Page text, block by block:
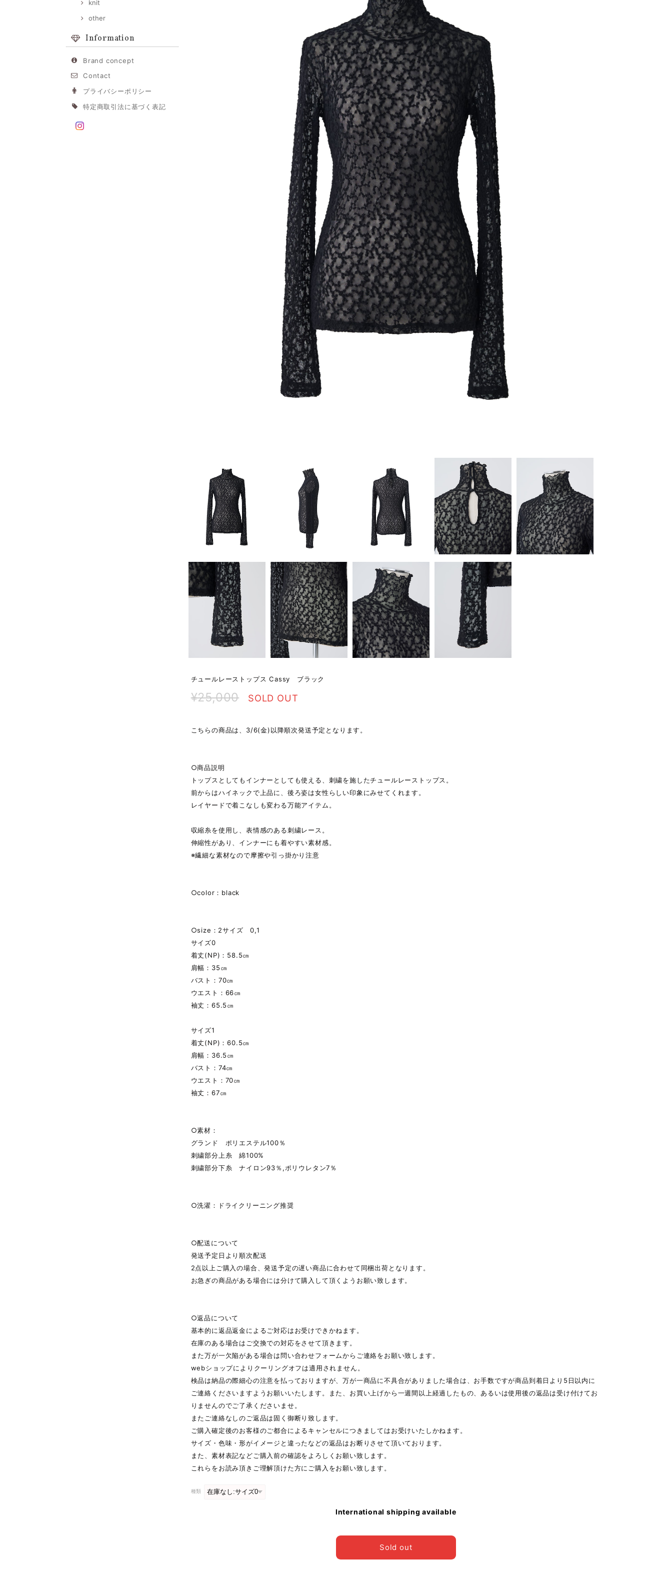
knit
other
Information
Brand concept
Contact
プライバシーポリシー
特定商取引法に基づく表記
チュールレーストップス Cassy ブラック
¥25,000 SOLD OUT
こちらの商品は、3/6(金)以降順次発送予定となります。
○商品説明
トップスとしてもインナーとしても使える、刺繍を施したチュールレーストップス。
前からはハイネックで上品に、後ろ姿は女性らしい印象にみせてくれます。
レイヤードで着こなしも変わる万能アイテム。
収縮糸を使用し、表情感のある刺繍レース。
伸縮性があり、インナーにも着やすい素材感。
※繊細な素材なので摩擦や引っ掛かり注意
○color：black
○size：2サイズ 0,1
サイズ0
着丈(NP)：58.5㎝
肩幅：35㎝
バスト：70㎝
ウエスト：66㎝
袖丈：65.5㎝
サイズ1
着丈(NP)：60.5㎝
肩幅：36.5㎝
バスト：74㎝
ウエスト：70㎝
袖丈：67㎝
○素材：
グランド ポリエステル100％
刺繍部分上糸 綿100%
刺繍部分下糸 ナイロン93％,ポリウレタン7％
○洗濯：ドライクリーニング推奨
○配送について
発送予定日より順次配送
2点以上ご購入の場合、発送予定の遅い商品に合わせて同梱出荷となります。
お急ぎの商品がある場合には分けて購入して頂くようお願い致します。
○返品について
基本的に返品返金によるご対応はお受けできかねます。
在庫のある場合はご交換での対応をさせて頂きます。
また万が一欠陥がある場合は問い合わせフォームからご連絡をお願い致します。
webショップによりクーリングオフは適用されません。
検品は納品の際細心の注意を払っておりますが、万が一商品に不具合がありました場合は、お手数ですが商品到着日より5日以内に
ご連絡くださいますようお願いいたします。また、お買い上げから一週間以上経過したもの、あるいは使用後の返品は受け付けてお
りませんのでご了承くださいませ。
またご連絡なしのご返品は固く御断り致します。
ご購入確定後のお客様のご都合によるキャンセルにつきましてはお受けいたしかねます。
サイズ・色味・形がイメージと違ったなどの返品はお断りさせて頂いております。
また、素材表記などご購入前の確認をよろしくお願い致します。
これらをお読み頂きご理解頂けた方にご購入をお願い致します。
種類
International shipping available
Sold out